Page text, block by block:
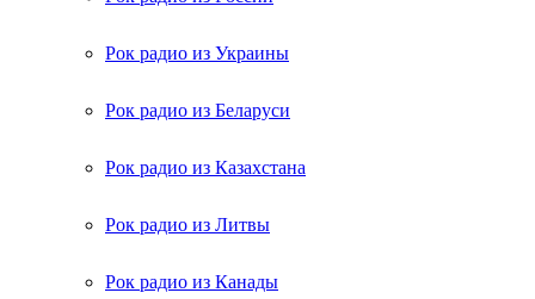
Рок радио из Украины
Рок радио из Беларуси
Рок радио из Казахстана
Рок радио из Литвы
Рок радио из Канады